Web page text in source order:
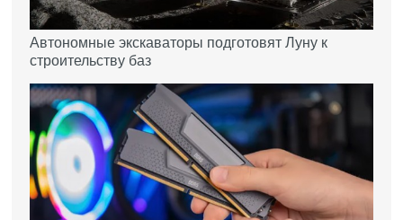
Автономные экскаваторы подготовят Луну к
строительству баз